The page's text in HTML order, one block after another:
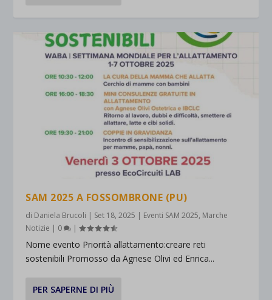
SAM 2025 A FOSSOMBRONE (PU)
di Daniela Brucoli | Set 18, 2025 | Eventi SAM 2025, Marche
Notizie | 0 |
Nome evento Priorità allattamento:creare reti
sostenibili Promosso da Agnese Olivi ed Enrica...
PER SAPERNE DI PIÙ